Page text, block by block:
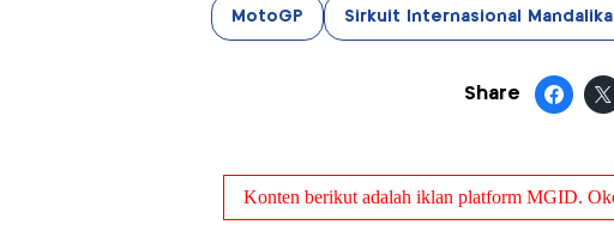
MotoGP Sirkuit Internasional Mandalika
Share